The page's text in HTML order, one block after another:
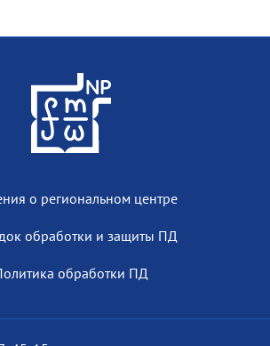
о региональном центре
обработки и защиты ПД
обработки ПД